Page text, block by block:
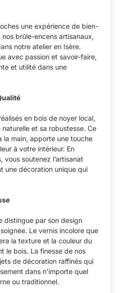
une expérience de bien-
brûle-encens artisanaux,
notre atelier en Isère.
avec passion et savoir-faire,
et utilité dans une
en bois de noyer local,
et sa robustesse. Ce
la main, apporte une touche
à votre intérieur. En
vous soutenez l’artisanat
une décoration unique qui
distingue par son design
Le vernis incolore que
la texture et la couleur du
le bois. La finesse de nos
de décoration raffinés qui
dans n’importe quel
ou traditionnel.